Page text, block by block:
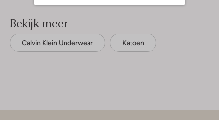
Bekijk meer
Calvin Klein Underwear Katoen